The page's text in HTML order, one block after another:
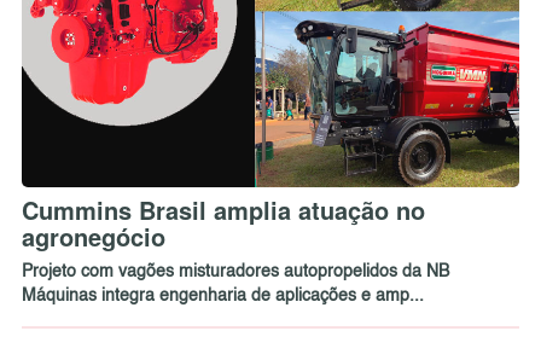
Cummins Brasil amplia atuação no
agronegócio
Projeto com vagões misturadores autopropelidos da NB
Máquinas integra engenharia de aplicações e amp...